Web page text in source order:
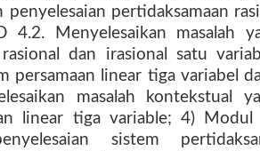
pertidaksamaan
4.2. Menyelesaikan masalah
rasional dan irasional satu
persamaan linear tiga variabel
masalah kontekstual
linear tiga variable; 4) Modul
sistem